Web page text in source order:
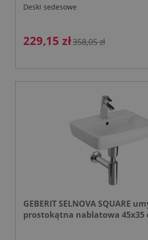
Deski sedesowe
229,15 zł358,05 zł
GEBERIT SELNOVA SQUARE
prostokątna nablatowa 45x35